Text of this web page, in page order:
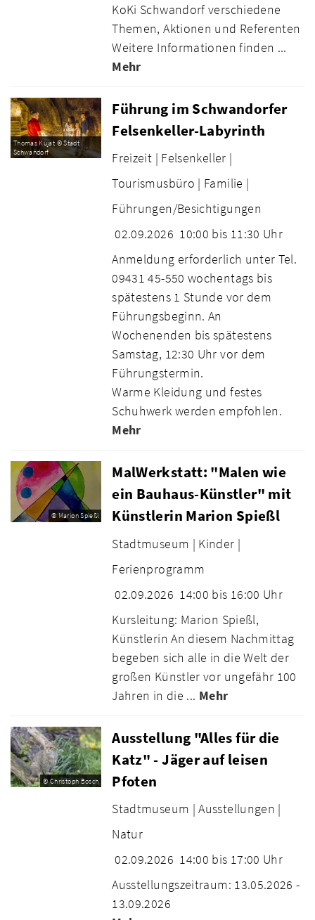
KoKi Schwandorf verschiedene
Themen, Aktionen und Referenten
Weitere Informationen finden ...
Mehr
Thomas Kujat © Stadt
Schwandorf
Führung im Schwandorfer
Felsenkeller-Labyrinth
Freizeit | Felsenkeller |
Tourismusbüro | Familie |
Führungen/Besichtigungen
02.09.2026 10:00 bis 11:30 Uhr
Anmeldung erforderlich unter Tel.
09431 45-550 wochentags bis
spätestens 1 Stunde vor dem
Führungsbeginn. An
Wochenenden bis spätestens
Samstag, 12:30 Uhr vor dem
Führungstermin.
Warme Kleidung und festes
Schuhwerk werden empfohlen.
Mehr
© Marion Spießl
MalWerkstatt: "Malen wie
ein Bauhaus-Künstler" mit
Künstlerin Marion Spießl
Stadtmuseum | Kinder |
Ferienprogramm
02.09.2026 14:00 bis 16:00 Uhr
Kursleitung: Marion Spießl,
Künstlerin An diesem Nachmittag
begeben sich alle in die Welt der
großen Künstler vor ungefähr 100
Jahren in die ... Mehr
© Christoph Bosch
Ausstellung "Alles für die
Katz" - Jäger auf leisen
Pfoten
Stadtmuseum | Ausstellungen |
Natur
02.09.2026 14:00 bis 17:00 Uhr
Ausstellungszeitraum: 13.05.2026 -
13.09.2026